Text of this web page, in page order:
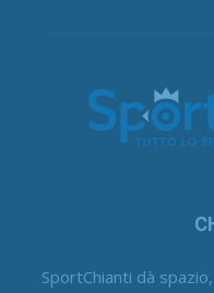
SportChianti dà